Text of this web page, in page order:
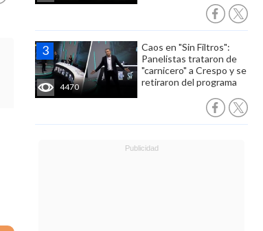
4470
Caos en "Sin Filtros":
Panelistas trataron de
"carnicero" a Crespo y se
retiraron del programa